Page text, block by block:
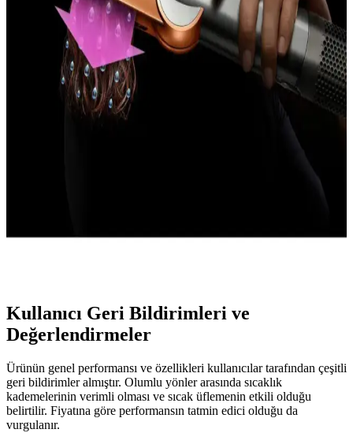
Awox Axıon 9003, 2200W gücü ve şık mavi tasarımıyla hızlı ve
etkili saç kurutma sağlar. Çoklu ayar seçenekleri ve hafif yapısıyla
kullanıcıların beklentilerini karşılar.
Raks Jade 1000 W Saç Kurutma Makinesi: Güçlü
Performans ve Şık Tasarım Özellikleri
Raks Jade 1000 W saç kurutma makinesi, güçlü performansı,
ergonomik tasarımı ve pratik özellikleriyle günlük saç bakımını
kolaylaştırır. Hızlı kurutma ve soğuk hava fonksiyonu ile saçlarınız
Dyson AirStreat, gelişmiş ısı kontrolü ve çoklu modlarıyla saçlara
Kullanıcı Geri Bildirimleri ve
Değerlendirmeler
Ürünün genel performansı ve özellikleri kullanıcılar tarafından çeşitli
geri bildirimler almıştır. Olumlu yönler arasında sıcaklık
kademelerinin verimli olması ve sıcak üflemenin etkili olduğu
belirtilir. Fiyatına göre performansın tatmin edici olduğu da
vurgulanır.